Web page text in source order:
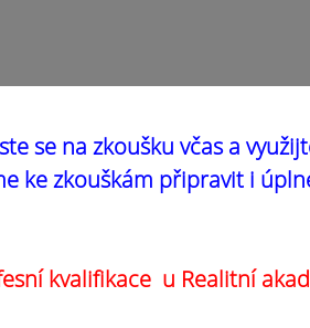
se na zkoušku včas a
ke zkouškám připravit i
kvalifikace u Realitní